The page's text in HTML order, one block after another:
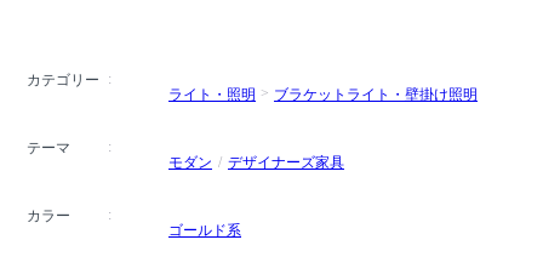
カテゴリー
ライト・照明
ブラケットライト・壁掛け照明
テーマ
モダン
デザイナーズ家具
カラー
ゴールド系